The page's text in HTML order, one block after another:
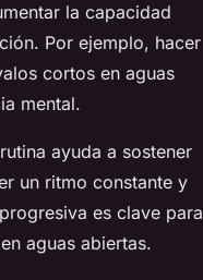
la capacidad
Por ejemplo, hacer
cortos en aguas
mental.
ayuda a sostener
un ritmo constante y
es clave para
aguas abiertas.